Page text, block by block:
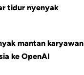
tidur nyenyak
mantan karyawan
ke OpenAI